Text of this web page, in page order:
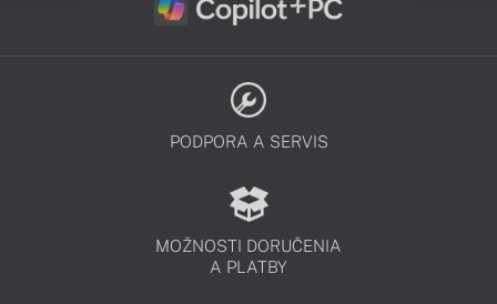
PODPORA A SERVIS
MOŽNOSTI DORUČENIA
A PLATBY